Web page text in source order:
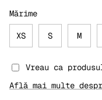
Mărime
XS S M
Vreau ca
Află mai multe